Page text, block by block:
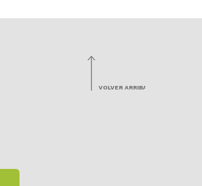
VOLVER ARRIBA